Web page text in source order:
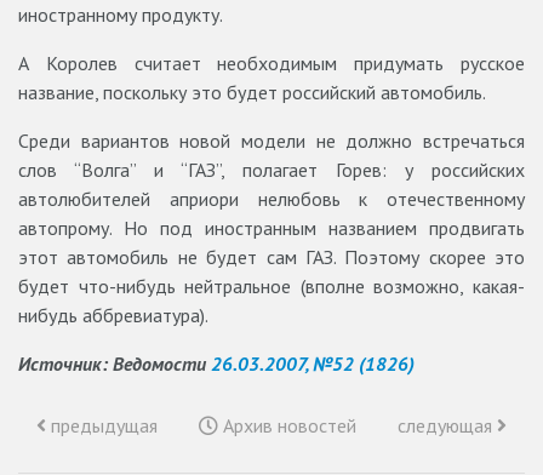
иностранному продукту.
А Королев считает необходимым придумать русское
название, поскольку это будет российский автомобиль.
Среди вариантов новой модели не должно встречаться
слов “Волга” и “ГАЗ”, полагает Горев: у российских
автолюбителей априори нелюбовь к отечественному
автопрому. Но под иностранным названием продвигать
этот автомобиль не будет сам ГАЗ. Поэтому скорее это
будет что-нибудь нейтральное (вполне возможно, какая-
нибудь аббревиатура).
Источник: Ведомости 26.03.2007, №52 (1826)
предыдущая Архив новостей следующая